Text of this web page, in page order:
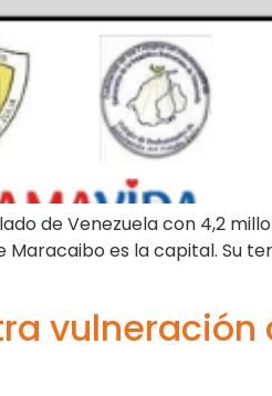
de Venezuela con 4,2
Maracaibo es la capital. Su